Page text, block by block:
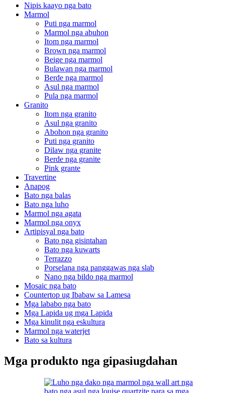
Nipis kaayo nga bato
Marmol
Puti nga marmol
Marmol nga abuhon
Itom nga marmol
Brown nga marmol
Beige nga marmol
Bulawan nga marmol
Berde nga marmol
Asul nga marmol
Pula nga marmol
Granito
Itom nga granito
Asul nga granito
Abohon nga granito
Puti nga granito
Dilaw nga granite
Berde nga granite
Pink grante
Travertine
Anapog
Bato nga balas
Bato nga luho
Marmol nga agata
Marmol nga onyx
Artipisyal nga bato
Bato nga gisintahan
Bato nga kuwarts
Terrazzo
Porselana nga panggawas nga slab
Nano nga bildo nga marmol
Mosaic nga bato
Countertop ug Ibabaw sa Lamesa
Mga lababo nga bato
Mga Lapida ug mga Lapida
Mga kinulit nga eskultura
Marmol nga waterjet
Bato sa kultura
Mga produkto nga gipasiugdahan